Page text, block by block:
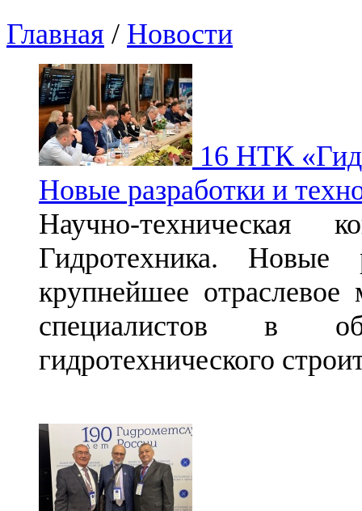
Главная / Новости
16 НТК
Новые разработки и
Научно-техническая
Гидротехника. Новые
крупнейшее
специалистов в
гидротехнического